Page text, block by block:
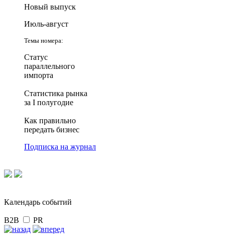
Новый выпуск
Июль-август
Темы номера:
Статус
параллельного
импорта
Статистика рынка
за I полугодие
Как правильно
передать бизнес
Подписка на журнал
Календарь событий
B2B PR